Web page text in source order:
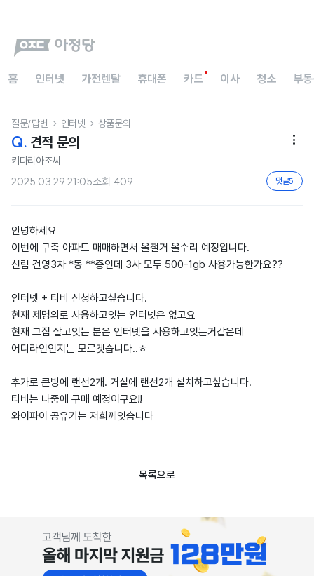
홈 인터넷 가전렌탈 휴대폰 카드 이사 청소 부
질문/답변  인터넷  상품문의
Q. 견적 문의 
키다리아조씨
2025.03.29 21:05조회 409 댓글5
안녕하세요
이번에 구축 아파트 매매하면서 올철거 올수리 예정입니다.
신림 건영3차 *동 **층인데 3사 모두 500-1gb 사용가능한가요??
인터넷 + 티비 신청하고싶습니다.
현재 제명의로 사용하고잇는 인터넷은 없고요
현재 그집 살고잇는 분은 인터넷을 사용하고잇는거같은데
어디라인인지는 모르겟습니다..ㅎ
추가로 큰방에 랜선2개. 거실에 랜선2개 설치하고싶습니다.
티비는 나중에 구매 예정이구요!!
와이파이 공유기는 저희께잇습니다
목록으로